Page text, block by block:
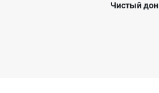
Чистый дон